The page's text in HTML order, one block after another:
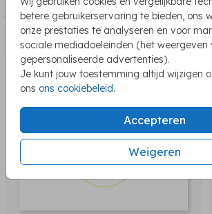
betere gebruikerservaring te bieden, ons
onze prestaties te analyseren en voor
sociale mediadoeleinden (het weergeven
gepersonaliseerde advertenties).
Je kunt jouw toestemming altijd wijzigen
ons ons cookiebeleid.
Accepteren
Weigeren
PASSEND BIJ DE KAART
Dagprogamma